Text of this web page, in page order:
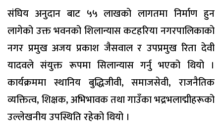
संघिय अनुदान बाट ५५ लाखको लागतमा निर्माण हुन
लागेको उक्त भवनको शिलान्यास कटहरिया नगरपालिकाको
नगर प्रमुख अजय प्रकाश जैसवाल र उपप्रमुख रिता देवी
यादवले संयुक्त रूपमा सिलान्यास गर्नु भएको थियो ।
कार्यक्रममा स्थानिय बुद्धिजीवी, समाजसेवी, राजनैतिक
व्यक्तित्व, शिक्षक, अभिभावक तथा गाउँका भद्रभलाद्मीहरूको
उल्लेखनीय उपस्थिति रहेको थियो ।